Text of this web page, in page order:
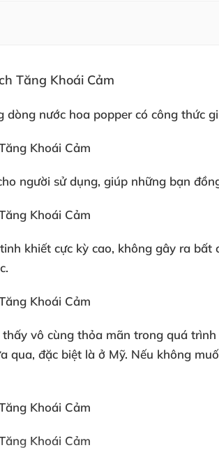
dòng nước hoa popper có công thức
người sử dụng, giúp những bạn
khiết cực kỳ cao, không gây ra bất
vô cùng thỏa mãn trong quá trình
qua, đặc biệt là ở Mỹ. Nếu không